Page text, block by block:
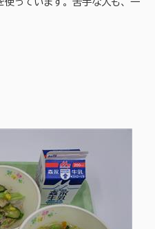
っています。苦手な人も、一